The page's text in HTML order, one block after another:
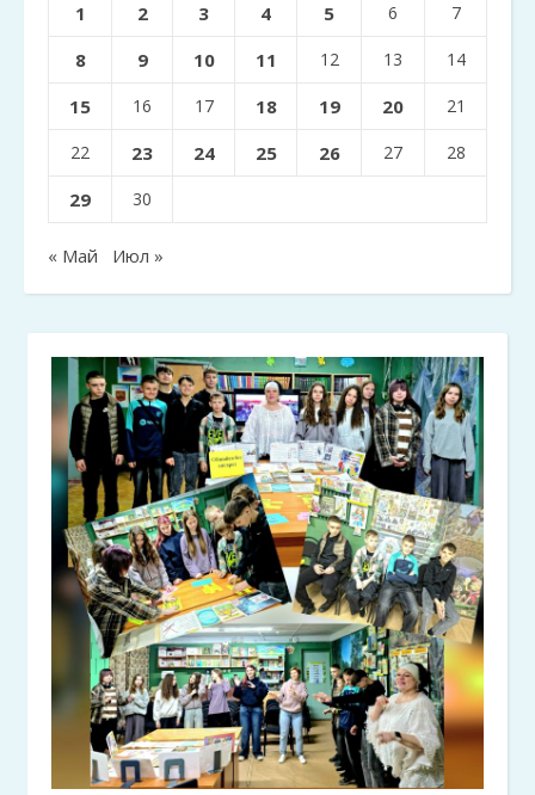
1 2 3 4 5 6 7
8 9 10 11 12 13 14
15 16 17 18 19 20 21
22 23 24 25 26 27 28
29 30
« Май Июл »